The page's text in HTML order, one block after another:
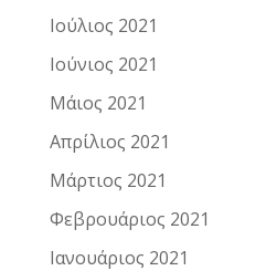
Ιούλιος 2021
Ιούνιος 2021
Μάιος 2021
Απρίλιος 2021
Μάρτιος 2021
Φεβρουάριος 2021
Ιανουάριος 2021